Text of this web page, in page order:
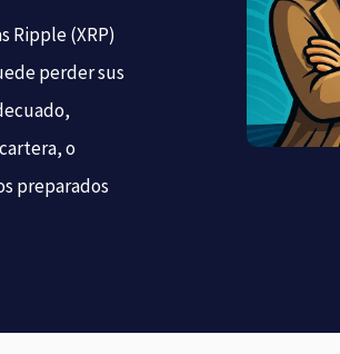
Ripple (XRP)
perder sus
o
preparados